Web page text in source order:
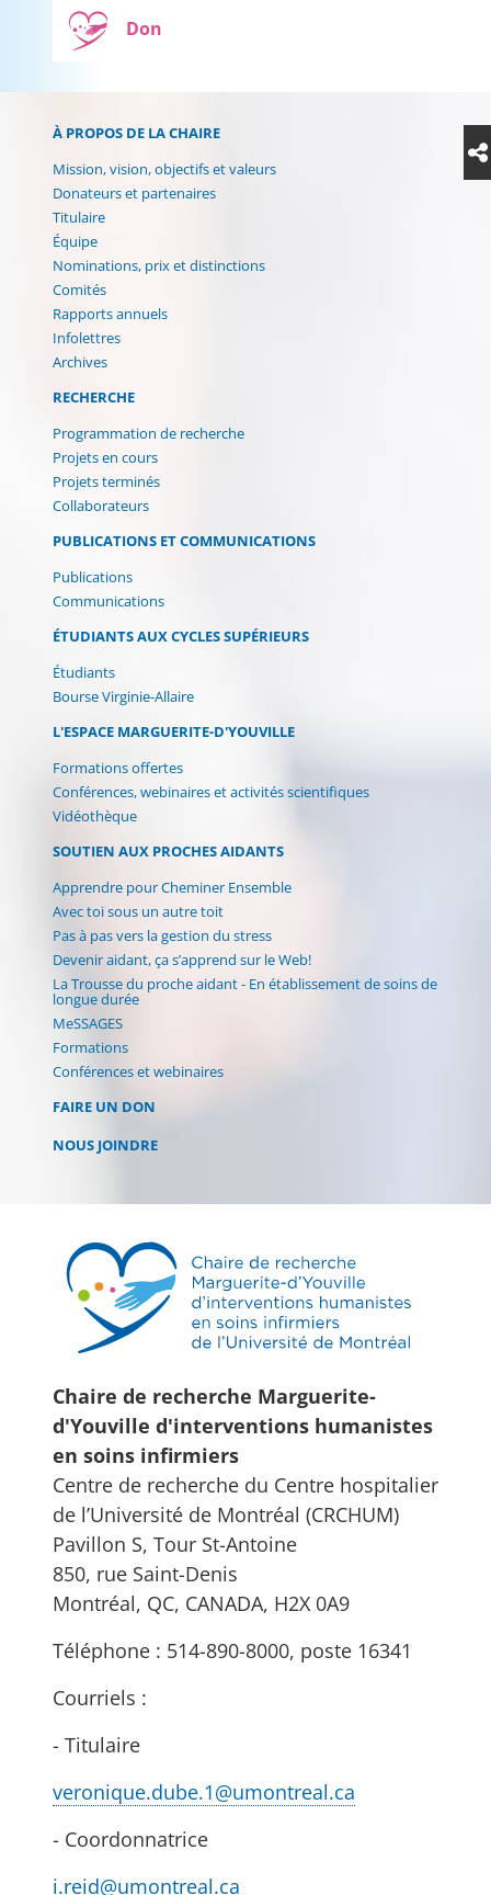
Don
À PROPOS DE LA CHAIRE
Mission, vision, objectifs et valeurs
Donateurs et partenaires
Titulaire
Équipe
Nominations, prix et distinctions
Comités
Rapports annuels
Infolettres
Archives
RECHERCHE
Programmation de recherche
Projets en cours
Projets terminés
Collaborateurs
PUBLICATIONS ET COMMUNICATIONS
Publications
Communications
ÉTUDIANTS AUX CYCLES SUPÉRIEURS
Étudiants
Bourse Virginie-Allaire
L'ESPACE MARGUERITE-D'YOUVILLE
Formations offertes
Conférences, webinaires et activités scientifiques
Vidéothèque
SOUTIEN AUX PROCHES AIDANTS
Apprendre pour Cheminer Ensemble
Avec toi sous un autre toit
Pas à pas vers la gestion du stress
Devenir aidant, ça s’apprend sur le Web!
La Trousse du proche aidant - En établissement de soins de
longue durée
MeSSAGES
Formations
Conférences et webinaires
FAIRE UN DON
NOUS JOINDRE
Chaire de recherche Marguerite-
d'Youville d'interventions humanistes
en soins infirmiers
Centre de recherche du Centre hospitalier
de l’Université de Montréal (CRCHUM)
Pavillon S, Tour St-Antoine
850, rue Saint-Denis
Montréal, QC, CANADA, H2X 0A9
Téléphone : 514-890-8000, poste 16341
Courriels :
- Titulaire
veronique.dube.1@umontreal.ca
- Coordonnatrice
i.reid@umontreal.ca